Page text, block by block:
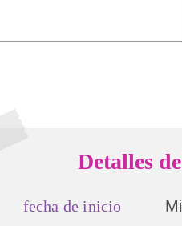
Detalles
fecha de inicio